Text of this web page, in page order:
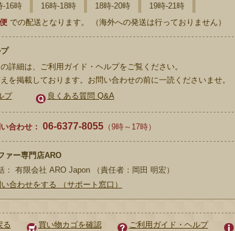
-16時 16時-18時 18時-20時
19時-21時
での配送となります。 （海外への発送は行っておりません）
詳細は、ご利用ガイド・ヘルプをご覧ください。
を掲載しております。お問い合わせの前に一読くださいませ。
プ
良くある質問 Q&A
合わせ： 06-6377-8055（9時～17時）
ァー専門店ARO
： 有限会社 ARO Japon （責任者：岡田 明宏）
合わせをする （サポート窓口）
る 買い物カゴを確認 ご利用ガイド・ヘルプ